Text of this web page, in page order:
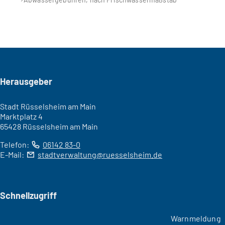
Seitenfuß
Herausgeber
Stadt Rüsselsheim am Main
Marktplatz 4
65428 Rüsselsheim am Main
Telefon:
06142 83-0
E-Mail:
stadtverwaltung ruesselsheim de
Schnellzugriff
Warnmeldung